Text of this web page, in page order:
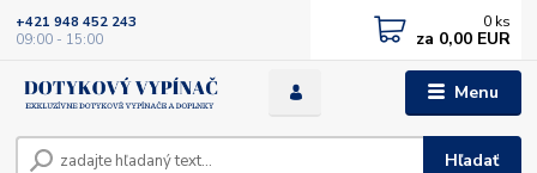
Menu
Hľadať
+421 948 452 243
09:00 - 15:00
0 ks
za 0,00 EUR